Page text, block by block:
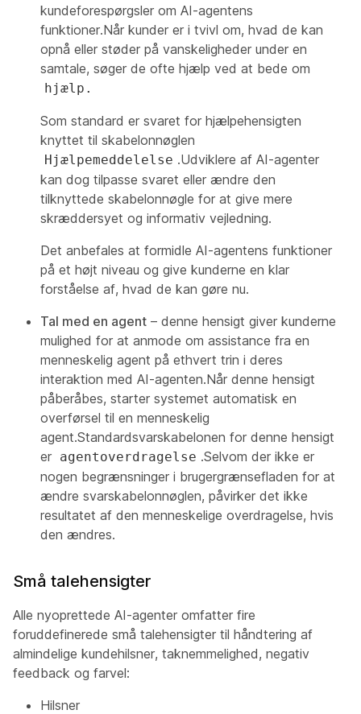
kundeforespørgsler om AI-agentens
funktioner.Når kunder er i tvivl om, hvad de kan
opnå eller støder på vanskeligheder under en
samtale, søger de ofte hjælp ved at bede om
hjælp.
Som standard er svaret for hjælpehensigten
knyttet til skabelonnøglen
Hjælpemeddelelse .Udviklere af AI-agenter
kan dog tilpasse svaret eller ændre den
tilknyttede skabelonnøgle for at give mere
skræddersyet og informativ vejledning.
Det anbefales at formidle AI-agentens funktioner
på et højt niveau og give kunderne en klar
forståelse af, hvad de kan gøre nu.
Tal med en agent – denne hensigt giver kunderne
mulighed for at anmode om assistance fra en
menneskelig agent på ethvert trin i deres
interaktion med AI-agenten.Når denne hensigt
påberåbes, starter systemet automatisk en
overførsel til en menneskelig
agent.Standardsvarskabelonen for denne hensigt
er agentoverdragelse .Selvom der ikke er
nogen begrænsninger i brugergrænsefladen for at
ændre svarskabelonnøglen, påvirker det ikke
resultatet af den menneskelige overdragelse, hvis
den ændres.
Små talehensigter
Alle nyoprettede AI-agenter omfatter fire
foruddefinerede små talehensigter til håndtering af
almindelige kundehilsner, taknemmelighed, negativ
feedback og farvel:
Hilsner